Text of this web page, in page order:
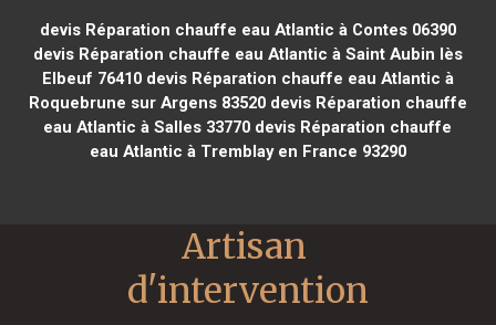
devis Réparation chauffe eau Atlantic à Contes 06390
devis Réparation chauffe eau Atlantic à Saint Aubin lès
Elbeuf 76410devis Réparation chauffe eau Atlantic à
Roquebrune sur Argens 83520devis Réparation chauffe
eau Atlantic à Salles 33770 devis Réparation chauffe
eau Atlantic à Tremblay en France 93290
Artisan
d'intervention